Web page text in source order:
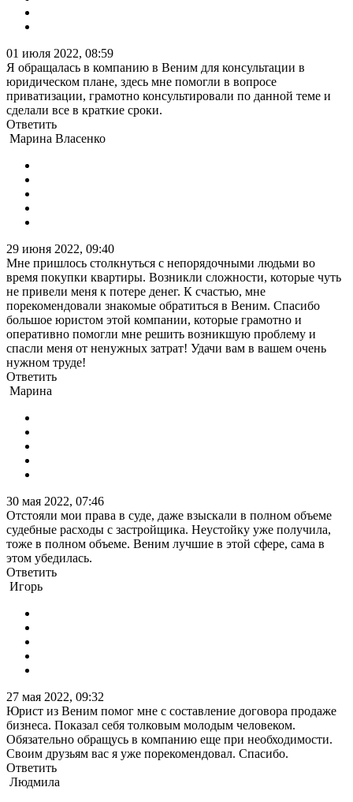
01 июля 2022, 08:59
Я обращалась в компанию в Веним для консультации в
юридическом плане, здесь мне помогли в вопросе
приватизации, грамотно консультировали по данной теме и
сделали все в краткие сроки.
Ответить
Марина Власенко
29 июня 2022, 09:40
Мне пришлось столкнуться с непорядочными людьми во
время покупки квартиры. Возникли сложности, которые чуть
не привели меня к потере денег. К счастью, мне
порекомендовали знакомые обратиться в Веним. Спасибо
большое юристом этой компании, которые грамотно и
оперативно помогли мне решить возникшую проблему и
спасли меня от ненужных затрат! Удачи вам в вашем очень
нужном труде!
Ответить
Марина
30 мая 2022, 07:46
Отстояли мои права в суде, даже взыскали в полном объеме
судебные расходы с застройщика. Неустойку уже получила,
тоже в полном объеме. Веним лучшие в этой сфере, сама в
этом убедилась.
Ответить
Игорь
27 мая 2022, 09:32
Юрист из Веним помог мне с составление договора продаже
бизнеса. Показал себя толковым молодым человеком.
Обязательно обращусь в компанию еще при необходимости.
Своим друзьям вас я уже порекомендовал. Спасибо.
Ответить
Людмила